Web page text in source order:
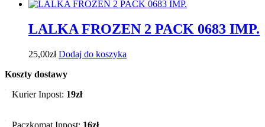
LALKA FROZEN 2 PACK 0683 IMP.
25,00zł Dodaj do koszyka
Koszty dostawy
Kurier Inpost: 19zł
Paczkomat Inpost: 16zł